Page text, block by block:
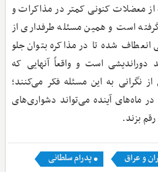
از معضلات کنونی کمتر در مذاکرات و
است و همین مسئله طرفداری از
شده تا در مذاکره بتوان جلو
دوراندیشی است و واقعاً آنهایی که
نگرانی به این مسئله فکر می‌کنند؛
ماه‌های آینده می‌تواند دشواری‌های
بزند.
و عراق
پدرام سلطانی